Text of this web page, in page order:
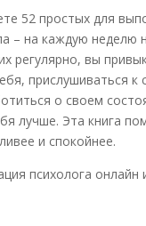
52 простых для
– на каждую неделю
регулярно, вы
прислушиваться к
о своем
лучше. Эта книга
и спокойнее.
психолога